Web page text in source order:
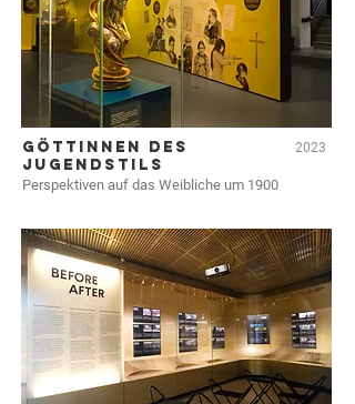
GÖTTINNEN DES
JUGENDSTILS
2023
Perspektiven auf das Weibliche um 1900